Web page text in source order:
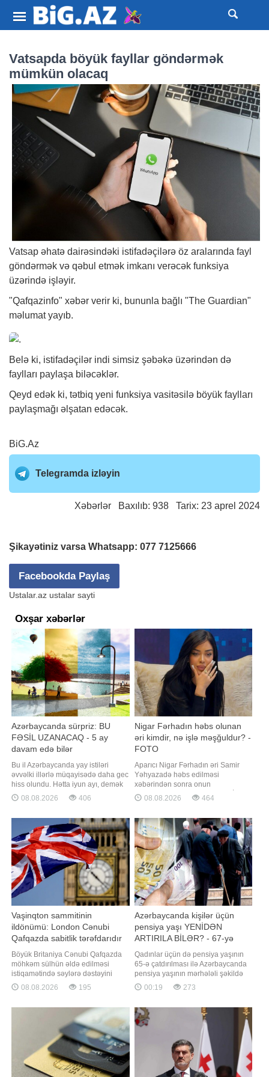
Vatsapda böyük fayllar göndərmək
mümkün olacaq
Vatsap əhatə dairəsindəki istifadəçilərə öz aralarında fayl
göndərmək və qəbul etmək imkanı verəcək funksiya
üzərində işləyir.
"Qafqazinfo" xəbər verir ki, bununla bağlı "The Guardian"
məlumat yayıb.
Belə ki, istifadəçilər indi simsiz şəbəkə üzərindən də
faylları paylaşa biləcəklər.
Qeyd edək ki, tətbiq yeni funksiya vasitəsilə böyük faylları
paylaşmağı əlşatan edəcək.
BiG.Az
Telegramda izləyin
Xəbərlər Baxılıb: 938 Tarix: 23 aprel 2024
Şikayətiniz varsa Whatsapp: 077 7125666
Facebookda Paylaş
Ustalar.az ustalar sayti
Oxşar xəbərlər
Azərbaycanda sürpriz: BU
FƏSİL UZANACAQ - 5 ay
davam edə bilər
Bu il Azərbaycanda yay istiləri
əvvəlki illərlə müqayisədə daha gec
hiss olundu. Hətta iyun ayı, demək
olar, sərin və yağışlı keçdi. Bildirilir
ki, belə olduğu halda yay mövsümü
mövsümü uzanacaqmı? Yaxın
aylarda hava durumu necə olacaq?.
-a danışan "Səma və Eko"
08.08.2026 406
Nigar Fərhadın həbs olunan
əri kimdir, nə işlə məşğuldur? -
FOTO
Aparıcı Nigar Fərhadın əri Samir
Yəhyazadə həbs edilməsi
xəbərindən sonra onun
şəxsiyyətinə maraq yaranıb. BİG.AZ
Yeni Sabah-a istinadən xəbər verir
S.Yəhyazadə barədə bilgilər
əslində, çox məhduddur. O, ali
təhsili olmadığı halda
proqramlaşdırma üzrə AyT
08.08.2026 464
Vaşinqton sammitinin
ildönümü: London Cənubi
Qafqazda sabitlik tərəfdarıdır
Böyük Britaniya Cənubi Qafqazda
möhkəm sülhün əldə edilməsi
istiqamətində səylərə dəstəyini
təsdiqləyib. xəbər verir ki, bu
barədə Böyük Britaniyanın
avqustun 8-də Vaşinqton
sammitinin birinci ildönümü
münasibətilə yaydığı bəyanatda
bildirilib. "Vaşinqton Sammitində əld
08.08.2026 195
Azərbaycanda kişilər üçün
pensiya yaşı YENİDƏN
ARTIRILA BİLƏR? - 67-yə
qədər...
Qadınlar üçün də pensiya yaşının
65-ə çatdırılması ilə Azərbaycanda
pensiya yaşının mərhələli şəkildə
artırılması prosesi başa çatıb.
Bununla belə, demoqrafik və
gələcəkdə, xüsusilə də kişilər üçün
pensiya yaşının yenidən artırılıb-
artırılmayacağı müzakirə mövzusu
00:19 273